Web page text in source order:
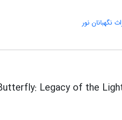
نگهبانان نور
Legacy of the